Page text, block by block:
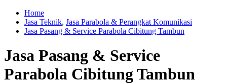
Home
Jasa Teknik, Jasa Parabola & Perangkat Komunikasi
Jasa Pasang & Service Parabola Cibitung Tambun
Jasa Pasang & Service
Parabola Cibitung Tambun